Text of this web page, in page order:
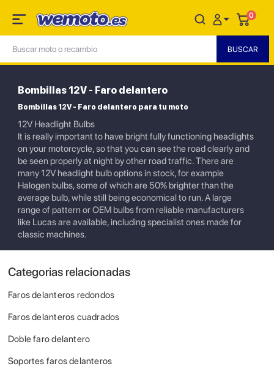
0
Bombillas 12V - Faro delantero
Bombillas 12V - Faro delantero para tu moto
12V Headlight Bulbs
It is really important to have bright fully functioning headlights
on your motorcycle, so that you can see the road clearly and
be seen properly at night by other road traffic. There are
many 12V headlight bulb options in stock, for example
Halogen bulbs, some of which are 50% brighter than the
average bulb, while still being economical to run. A large
range of pattern or OEM bulbs from reliable manufacturers
like Lucas are available, including specialist ones made for
classic machines.
Categorias relacionadas
Faros delanteros redondos
Faros delanteros cuadrados
Doble faro delantero
Soportes faros delanteros